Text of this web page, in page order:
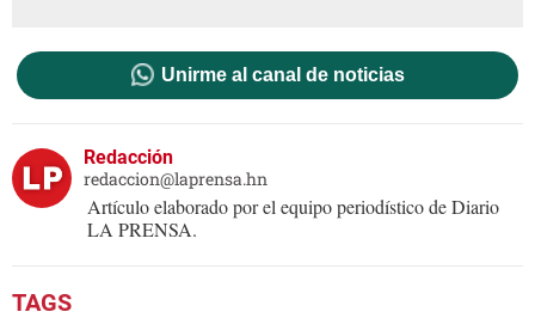
Unirme al canal de noticias
Redacción
redaccion@laprensa.hn
Artículo elaborado por el equipo periodístico de Diario
LA PRENSA.